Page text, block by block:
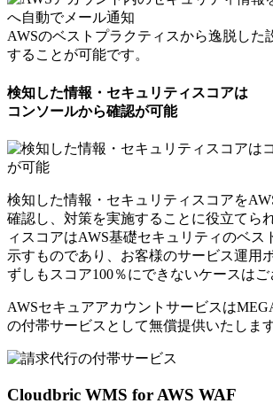
AWSのベストプラクティスから逸脱した
することが可能です。
検知した情報・セキュリティスコアは
コンソールから確認が可能
検知した情報・セキュリティスコアを
確認し、対策を実施することに役立てら
ィスコアはAWS基礎セキュリティのベス
示すものであり、お客様のサービス運用
ずしもスコア100％にできないケースはご
AWSセキュアアカウントサービスは
の付帯サービスとして無償提供いたします
Cloudbric WMS for AWS WAF